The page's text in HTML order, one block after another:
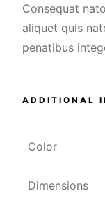
Consequat
aliquet quis
penatibus
ADDITIONAL
Color
Dimensions